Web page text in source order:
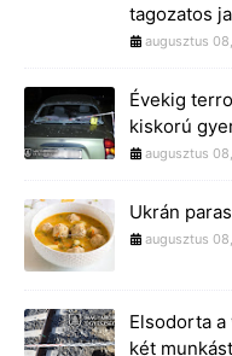
tagozatos
augusztus
Évekig
kiskorú
augusztus
Ukrán
augusztus
Elsodorta
két